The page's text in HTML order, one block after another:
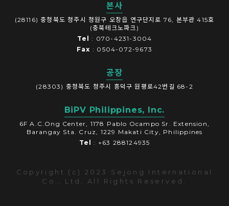
본사
(28116) 충청북도 청주시 청원구 오창읍 연구단지로 76, 본부관 415호
(충북테크노파크)
Tel: 070-4231-3004
Fax : 0504-072-9673
공장
(28303) 충청북도 청주시 흥덕구 원평로42번길 68-2
BiPV Philippines, Inc.
6F A.C.Ong Center, 1178 Pablo Ocampo Sr. Extension,
Barangay Sta. Cruz, 1229 Makati City, Philippines
Tel: +63 288124935
Copyright (c) 2023 Sejong International
Co., Ltd. All Rights Reserved.